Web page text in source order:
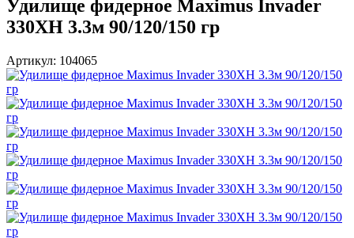
Удилище фидерное Maximus Invader
330XH 3.3м 90/120/150 гр
Артикул: 104065